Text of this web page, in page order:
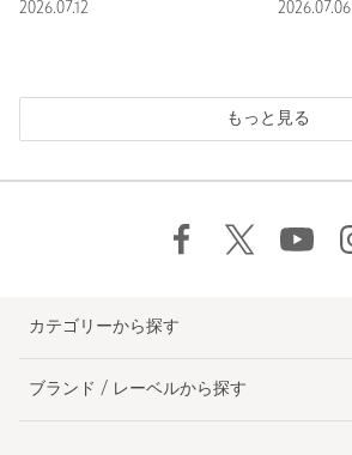
2026.07.12
2026.07.06
もっと見る
カテゴリーから探す
ブランド / レーベルから探す